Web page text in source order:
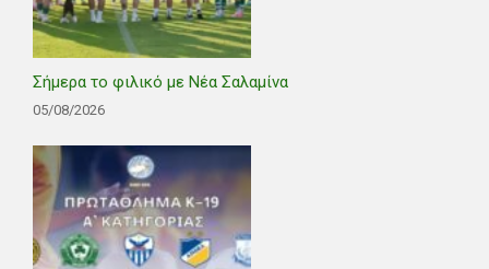
Σήμερα το φιλικό με Νέα Σαλαμίνα
05/08/2026